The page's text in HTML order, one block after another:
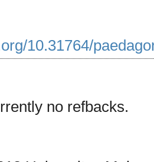
10.31764/
no refbacks.